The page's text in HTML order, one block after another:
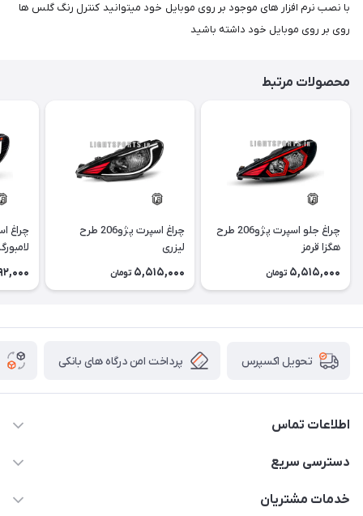
با نصب نرم افزار های موجود بر روی موبایل خود میتوانید کنترل رنگ گلس ها
روی بر روی موبایل خود داشته باشید
محصولات مرتبط
چراغ جلو اسپرت پژو206 طرح
هگزا قرمز
5,515,000 تومان
چراغ اسپرت پژو206 طرح
لیزری
5,515,000 تومان
تحویل اکسپرس پرداخت امن درگاه های بانکی
اطلاعات تماس
09012926386
دسترسی سریع
حساب کاربری
خدمات مشتریان